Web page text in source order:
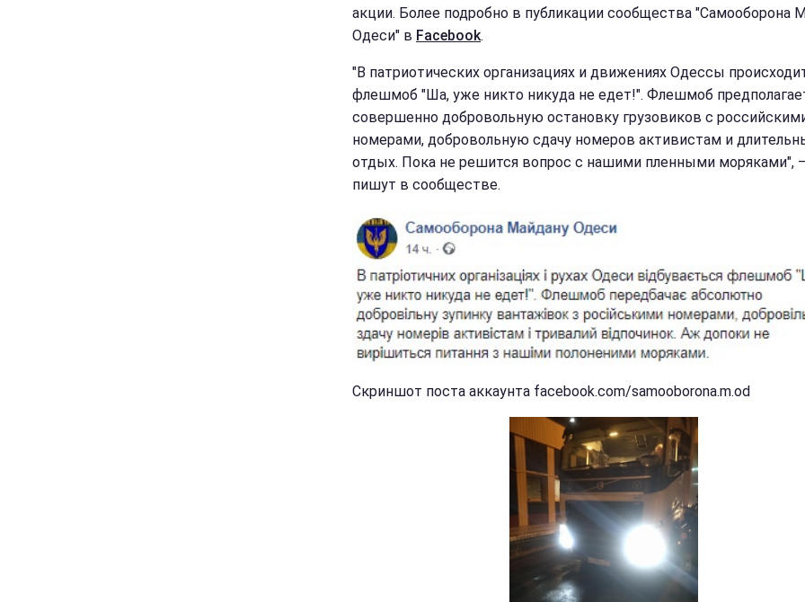
акции. Более подробно в публикации сообщества "Самооборона
Одеси" в Facebook.
"В патриотических организациях и движениях Одессы
флешмоб "Ша, уже никто никуда не едет!". Флешмоб
совершенно добровольную остановку грузовиков с
номерами, добровольную сдачу номеров активистам и
отдых. Пока не решится вопрос с нашими пленными моряками",
пишут в сообществе.
Скриншот поста аккаунта facebook.com/samooborona.m.od